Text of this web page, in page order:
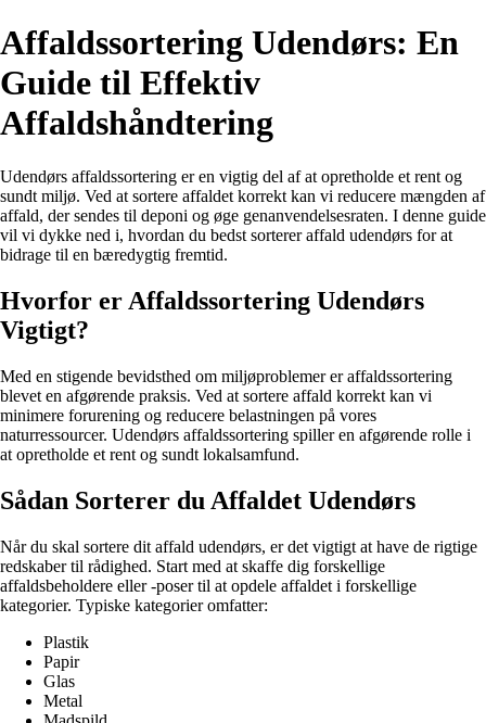
Affaldssortering Udendørs: En
Guide til Effektiv
Affaldshåndtering
Udendørs affaldssortering er en vigtig del af at opretholde et rent og
sundt miljø. Ved at sortere affaldet korrekt kan vi reducere mængden af
affald, der sendes til deponi og øge genanvendelsesraten. I denne guide
vil vi dykke ned i, hvordan du bedst sorterer affald udendørs for at
bidrage til en bæredygtig fremtid.
Hvorfor er Affaldssortering Udendørs
Vigtigt?
Med en stigende bevidsthed om miljøproblemer er affaldssortering
blevet en afgørende praksis. Ved at sortere affald korrekt kan vi
minimere forurening og reducere belastningen på vores
naturressourcer. Udendørs affaldssortering spiller en afgørende rolle i
at opretholde et rent og sundt lokalsamfund.
Sådan Sorterer du Affaldet Udendørs
Når du skal sortere dit affald udendørs, er det vigtigt at have de rigtige
redskaber til rådighed. Start med at skaffe dig forskellige
affaldsbeholdere eller -poser til at opdele affaldet i forskellige
kategorier. Typiske kategorier omfatter:
Plastik
Papir
Glas
Metal